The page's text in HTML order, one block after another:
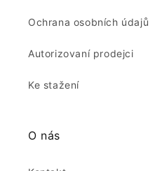
Ochrana osobních údajů
Autorizovaní prodejci
Ke stažení
O nás